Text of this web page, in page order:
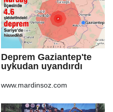
Deprem Gaziantep'te
uykudan uyandırdı
www.mardinsoz.com